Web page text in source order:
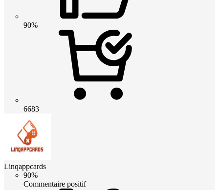
90%
6683
Linqappcards
90%
Commentaire positif